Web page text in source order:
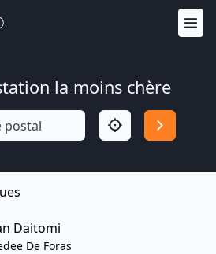
la moins chère
Daitomi
De Foras